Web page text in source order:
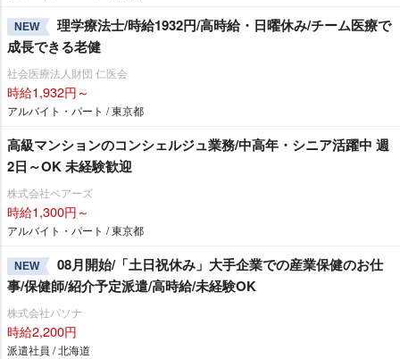
NEW
理学療法士/時給1932円/高時給・日曜休み/チーム医療で
成長できる老健
社会医療法人財団 仁医会
時給1,932円～
アルバイト・パート / 東京都
高級マンションのコンシェルジュ業務/中高年・シニア活躍中 週
2日～OK 未経験歓迎
株式会社ベアーズ
時給1,300円～
アルバイト・パート / 東京都
NEW
08月開始/「土日祝休み」大手企業での産業保健のお仕
事/保健師/紹介予定派遣/高時給/未経験OK
株式会社パソナ
時給2,200円
派遣社員 / 北海道